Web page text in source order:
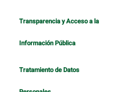
Transparencia y Acceso a la
Información Pública
Tratamiento de Datos